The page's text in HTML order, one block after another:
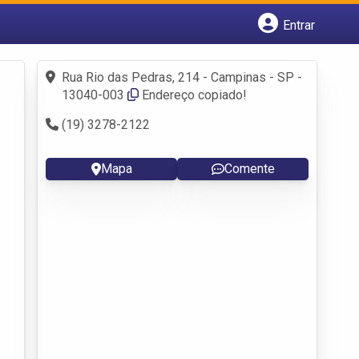
Entrar
Fazer login
Criar conta
Rua Rio das Pedras, 214 - Campinas - SP -
13040-003
Endereço copiado!
(19) 3278-2122
Mapa Comente